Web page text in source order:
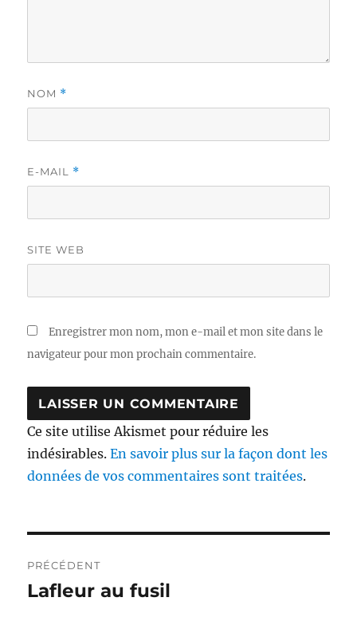
NOM *
E-MAIL *
SITE WEB
Enregistrer mon nom, mon e-mail et mon site dans le
navigateur pour mon prochain commentaire.
Ce site utilise Akismet pour réduire les
indésirables.En savoir plus sur la façon dont les
données de vos commentaires sont traitées.
de
PRÉCÉDENT
Publication
Lafleur au fusil